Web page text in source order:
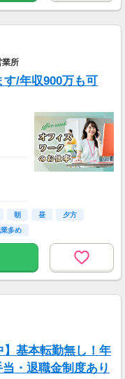
円
円
円
所
/年収900万も可
合
場合
朝 昼
夕方
多め
】基本転勤無し！年
・退職金制度あり